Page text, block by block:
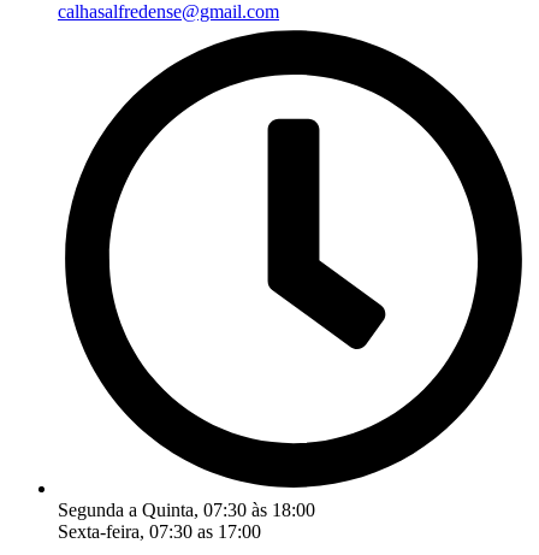
calhasalfredense@gmail.com
Segunda a Quinta, 07:30 às 18:00
Sexta-feira, 07:30 as 17:00